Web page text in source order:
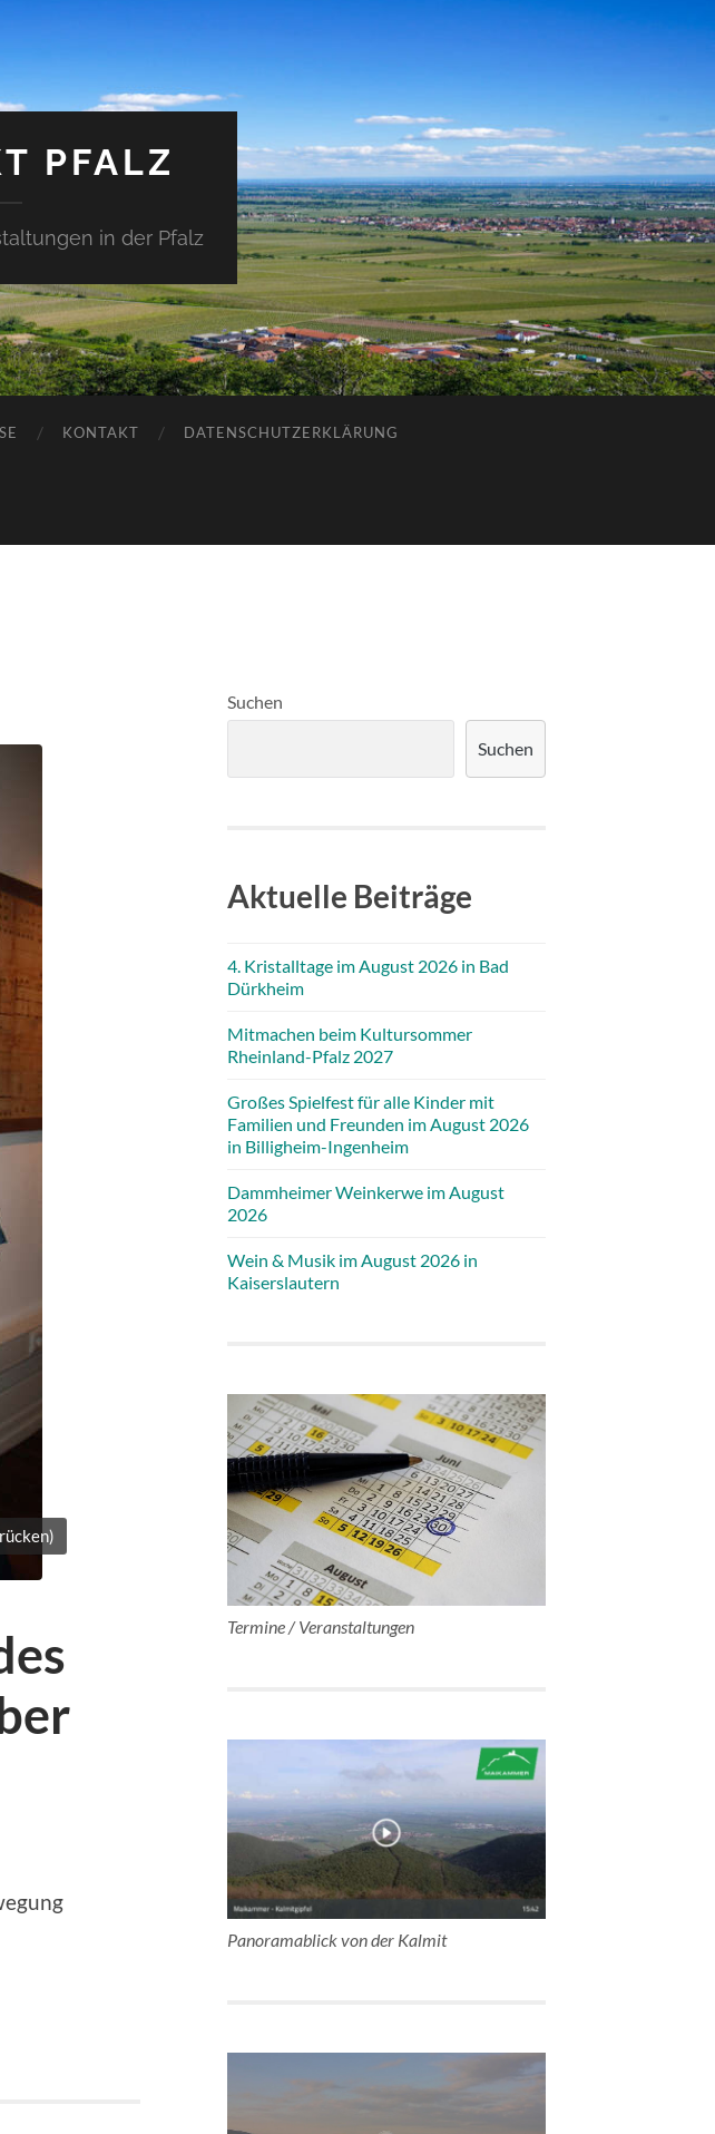
PFALZ
in der Pfalz
KONTAKT DATENSCHUTZERKLÄRUNG
Suchen
Suchen
Aktuelle Beiträge
4. Kristalltage im August 2026 in Bad
Dürkheim
Mitmachen beim Kultursommer
Rheinland-Pfalz 2027
Großes Spielfest für alle Kinder mit
Familien und Freunden im August 2026
in Billigheim-Ingenheim
Dammheimer Weinkerwe im August
2026
Wein & Musik im August 2026 in
Kaiserslautern
Termine / Veranstaltungen
Panoramablick von der Kalmit